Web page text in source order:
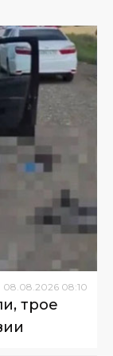
08.08.2026 08:10
трое